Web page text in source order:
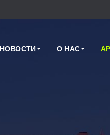
НОВОСТИ О НАС